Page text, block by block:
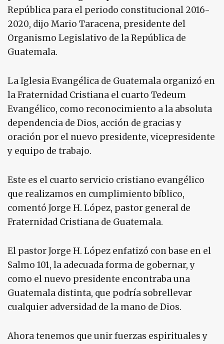
República para el periodo constitucional 2016-
2020, dijo Mario Taracena, presidente del
Organismo Legislativo de la República de
Guatemala.
La Iglesia Evangélica de Guatemala organizó en
la Fraternidad Cristiana el cuarto Tedeum
Evangélico, como reconocimiento a la absoluta
dependencia de Dios, acción de gracias y
oración por el nuevo presidente, vicepresidente
y equipo de trabajo.
Este es el cuarto servicio cristiano evangélico
que realizamos en cumplimiento bíblico,
comentó Jorge H. López, pastor general de
Fraternidad Cristiana de Guatemala.
El pastor Jorge H. López enfatizó con base en el
Salmo 101, la adecuada forma de gobernar, y
como el nuevo presidente encontraba una
Guatemala distinta, que podría sobrellevar
cualquier adversidad de la mano de Dios.
Ahora tenemos que unir fuerzas espirituales y